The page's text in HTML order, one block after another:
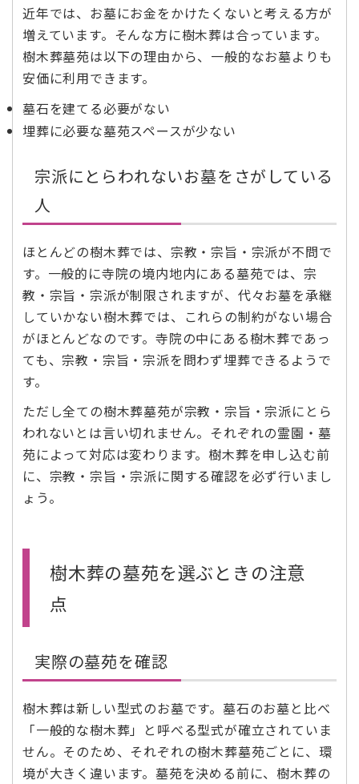
近年では、お墓にお金をかけたくないと考える方が
増えています。そんな方に樹木葬は合っています。
樹木葬墓苑は以下の理由から、一般的なお墓よりも
安価に利用できます。
墓石を建てる必要がない
埋葬に必要な墓苑スペースが少ない
宗派にとらわれないお墓をさがしている
人
ほとんどの樹木葬では、宗教・宗旨・宗派が不問で
す。一般的に寺院の境内地内にある墓苑では、宗
教・宗旨・宗派が制限されますが、代々お墓を承継
していかない樹木葬では、これらの制約がない場合
がほとんどなのです。寺院の中にある樹木葬であっ
ても、宗教・宗旨・宗派を問わず埋葬できるようで
す。
ただし全ての樹木葬墓苑が宗教・宗旨・宗派にとら
われないとは言い切れません。それぞれの霊園・墓
苑によって対応は変わります。樹木葬を申し込む前
に、宗教・宗旨・宗派に関する確認を必ず行いまし
ょう。
樹木葬の墓苑を選ぶときの注意
点
実際の墓苑を確認
樹木葬は新しい型式のお墓です。墓石のお墓と比べ
「一般的な樹木葬」と呼べる型式が確立されていま
せん。そのため、それぞれの樹木葬墓苑ごとに、環
境が大きく違います。墓苑を決める前に、樹木葬の